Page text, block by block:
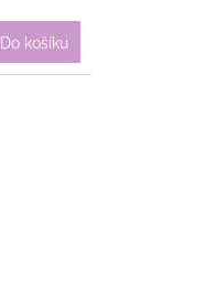
Do košíku